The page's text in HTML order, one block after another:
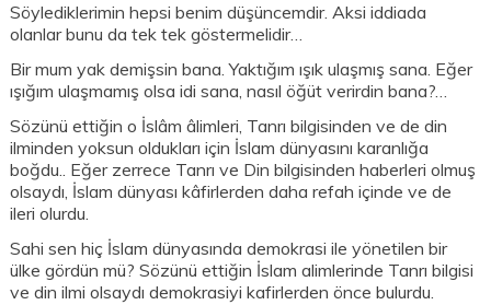
Söylediklerimin hepsi benim düşüncemdir. Aksi iddiada
olanlar bunu da tek tek göstermelidir…
Bir mum yak demişsin bana. Yaktığım ışık ulaşmış sana. Eğer
ışığım ulaşmamış olsa idi sana, nasıl öğüt verirdin bana?…
Sözünü ettiğin o İslâm âlimleri, Tanrı bilgisinden ve de din
ilminden yoksun oldukları için İslam dünyasını karanlığa
boğdu.. Eğer zerrece Tanrı ve Din bilgisinden haberleri olmuş
olsaydı, İslam dünyası kâfirlerden daha refah içinde ve de
ileri olurdu.
Sahi sen hiç İslam dünyasında demokrasi ile yönetilen bir
ülke gördün mü? Sözünü ettiğin İslam alimlerinde Tanrı bilgisi
ve din ilmi olsaydı demokrasiyi kafirlerden önce bulurdu.